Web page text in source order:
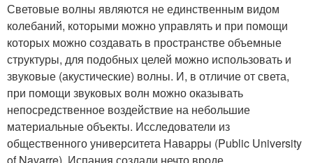
Световые волны являются не единственным видом
колебаний, которыми можно управлять и при помощи
которых можно создавать в пространстве объемные
структуры, для подобных целей можно использовать и
звуковые (акустические) волны. И, в отличие от света,
при помощи звуковых волн можно оказывать
непосредственное воздействие на небольшие
материальные объекты. Исследователи из
общественного университета Наварры (Public University